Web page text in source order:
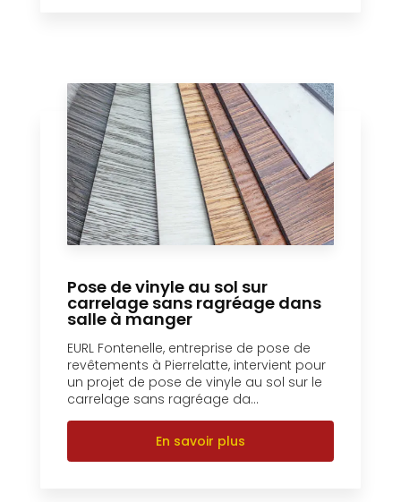
Pose de vinyle au sol sur
carrelage sans ragréage dans
salle à manger
EURL Fontenelle, entreprise de pose de
revêtements à Pierrelatte, intervient pour
un projet de pose de vinyle au sol sur le
carrelage sans ragréage da...
En savoir plus